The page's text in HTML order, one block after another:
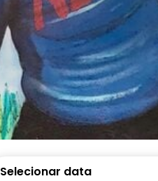
Selecionar data